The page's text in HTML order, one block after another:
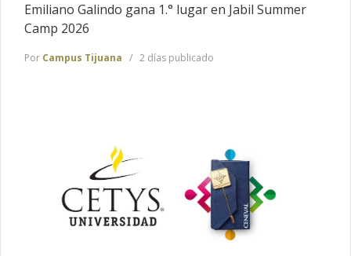
Emiliano Galindo gana 1.° lugar en Jabil Summer
Camp 2026
Por Campus Tijuana 2 días publicado